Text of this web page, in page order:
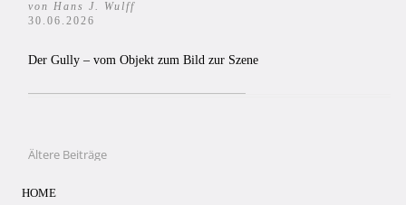
von Hans J. Wulff
30.06.2026
Der Gully – vom Objekt zum Bild zur Szene
Beitragsnavigation
Ältere Beiträge
HOME